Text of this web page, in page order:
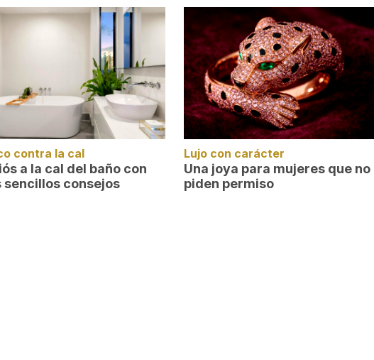
contra la cal
a la cal del baño con
sencillos consejos
Lujo con carácter
Una joya para mujeres que no
piden permiso